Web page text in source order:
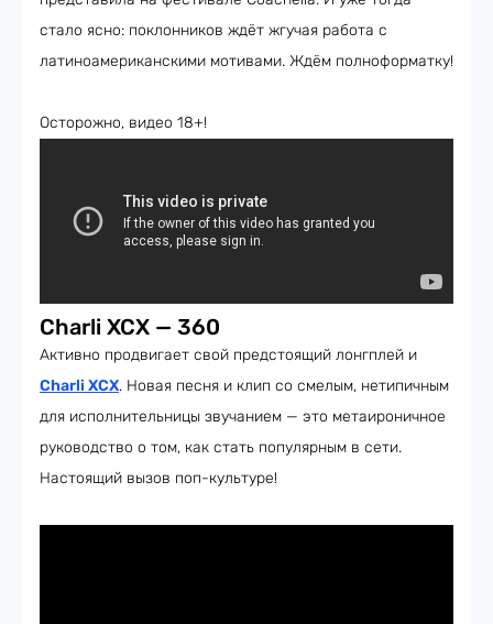
стало ясно: поклонников ждёт жгучая работа с
латиноамериканскими мотивами. Ждём полноформатку!
Осторожно, видео 18+!
Charli XCX — 360
Активно продвигает свой предстоящий лонгплей и
Charli XCX. Новая песня и клип со смелым, нетипичным
для исполнительницы звучанием — это метаироничное
руководство о том, как стать популярным в сети.
Настоящий вызов поп-культуре!